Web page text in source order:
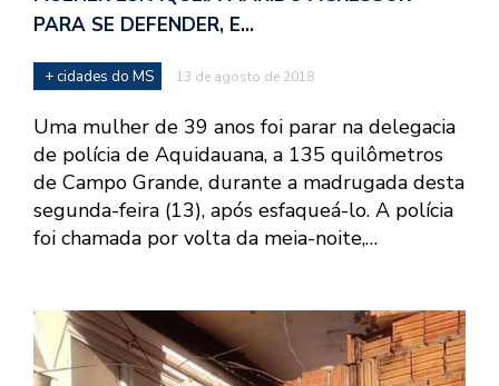
PARA SE DEFENDER, E…
+ cidades do MS 13 de agosto de 2018
Uma mulher de 39 anos foi parar na delegacia
de polícia de Aquidauana, a 135 quilômetros
de Campo Grande, durante a madrugada desta
segunda-feira (13), após esfaqueá-lo. A polícia
foi chamada por volta da meia-noite,…